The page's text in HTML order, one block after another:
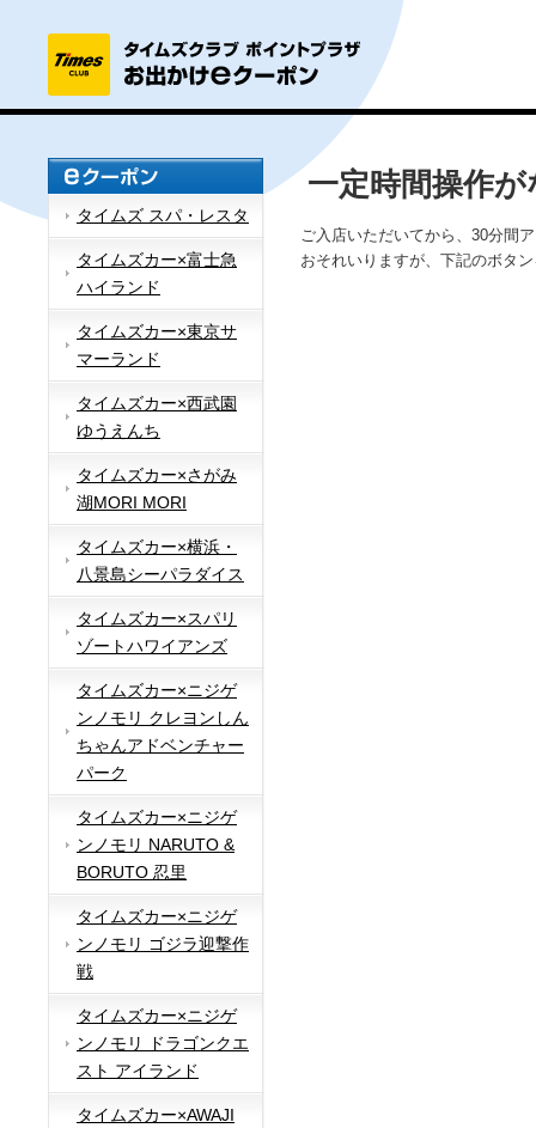
タイムズ スパ・レスタ
タイムズカー×富士急
ハイランド
タイムズカー×東京サ
マーランド
タイムズカー×西武園
ゆうえんち
タイムズカー×さがみ
湖MORI MORI
タイムズカー×横浜・
八景島シーパラダイス
タイムズカー×スパリ
ゾートハワイアンズ
タイムズカー×ニジゲ
ンノモリ クレヨンしん
ちゃんアドベンチャー
パーク
タイムズカー×ニジゲ
ンノモリ NARUTO &
BORUTO 忍里
タイムズカー×ニジゲ
ンノモリ ゴジラ迎撃作
戦
タイムズカー×ニジゲ
ンノモリ ドラゴンクエ
スト アイランド
タイムズカー×AWAJI
一定時間操作
ご入店いただいてから、30分間
おそれいりますが、下記のボタ